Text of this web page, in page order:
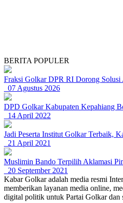
BERITA POPULER
Fraksi Golkar DPR RI Dorong Solusi
07 Agustus 2026
DPD Golkar Kabupaten Kepahiang
14 April 2022
Jadi Peserta Institut Golkar Terbaik,
21 April 2021
Muslimin Bando Terpilih Aklamasi
20 September 2021
Kabar Golkar adalah media resmi
memberikan layanan media online,
digital politik untuk Partai Golkar dan